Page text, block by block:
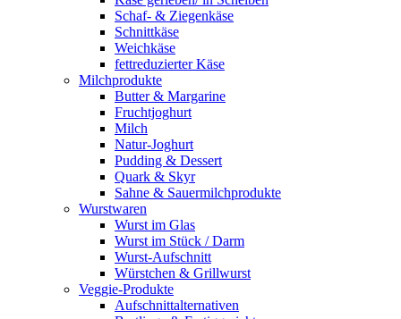
Schaf- & Ziegenkäse
Schnittkäse
Weichkäse
fettreduzierter Käse
Milchprodukte
Butter & Margarine
Fruchtjoghurt
Milch
Natur-Joghurt
Pudding & Dessert
Quark & Skyr
Sahne & Sauermilchprodukte
Wurstwaren
Wurst im Glas
Wurst im Stück / Darm
Wurst-Aufschnitt
Würstchen & Grillwurst
Veggie-Produkte
Aufschnittalternativen